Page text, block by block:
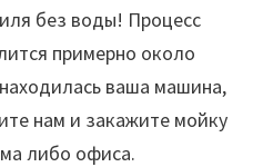
без воды! Процесс
примерно около
ваша машина,
нам и закажите мойку
либо офиса.